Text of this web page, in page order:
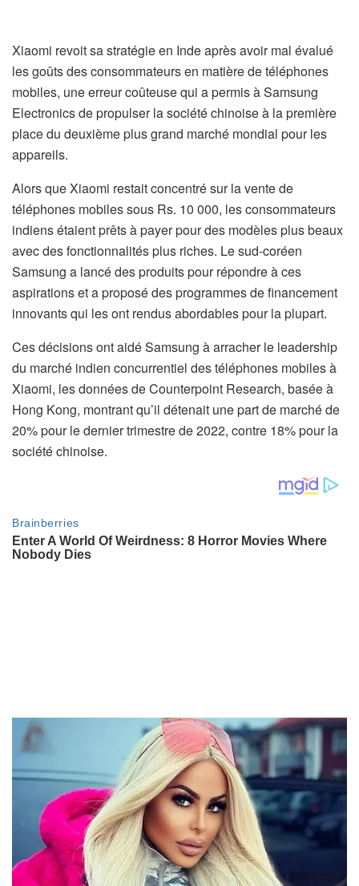
Xiaomi revoit sa stratégie en Inde après avoir mal évalué
les goûts des consommateurs en matière de téléphones
mobiles, une erreur coûteuse qui a permis à Samsung
Electronics de propulser la société chinoise à la première
place du deuxième plus grand marché mondial pour les
appareils.
Alors que Xiaomi restait concentré sur la vente de
téléphones mobiles sous Rs. 10 000, les consommateurs
indiens étaient prêts à payer pour des modèles plus beaux
avec des fonctionnalités plus riches. Le sud-coréen
Samsung a lancé des produits pour répondre à ces
aspirations et a proposé des programmes de financement
innovants qui les ont rendus abordables pour la plupart.
Ces décisions ont aidé Samsung à arracher le leadership
du marché indien concurrentiel des téléphones mobiles à
Xiaomi, les données de Counterpoint Research, basée à
Hong Kong, montrant qu’il détenait une part de marché de
20% pour le dernier trimestre de 2022, contre 18% pour la
société chinoise.